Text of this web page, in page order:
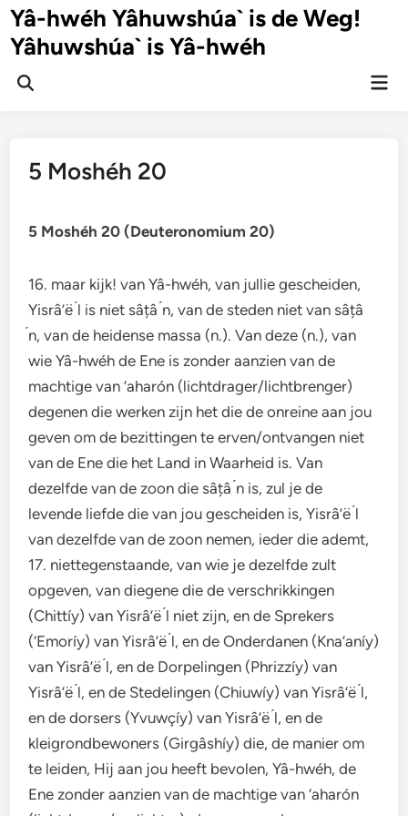
Ga
naar
inhoud
Yâ-hwéh Yâhuwshúa` is de Weg!
Yâhuwshúa` is Yâ-hwéh
Zoeken
5 Moshéh 20
5 Moshéh 20 (Deuteronomium 20)
16. maar kijk! van Yâ-hwéh, van jullie gescheiden,
Yisrâ’ë ́l is niet sâțâ ́n, van de steden niet van sâțâ
́n, van de heidense massa (n.). Van deze (n.), van
wie Yâ-hwéh de Ene is zonder aanzien van de
machtige van ‘aharón (lichtdrager/lichtbrenger)
degenen die werken zijn het die de onreine aan jou
geven om de bezittingen te erven/ontvangen niet
van de Ene die het Land in Waarheid is. Van
dezelfde van de zoon die sâțâ ́n is, zul je de
levende liefde die van jou gescheiden is, Yisrâ’ë ́l
van dezelfde van de zoon nemen, ieder die ademt,
17. niettegenstaande, van wie je dezelfde zult
opgeven, van diegene die de verschrikkingen
(Chittíy) van Yisrâ’ë ́l niet zijn, en de Sprekers
(‘Emoríy) van Yisrâ’ë ́l, en de Onderdanen (Kna’aníy)
van Yisrâ’ë ́l, en de Dorpelingen (Phrizzíy) van
Yisrâ’ë ́l, en de Stedelingen (Chiuwíy) van Yisrâ’ë ́l,
en de dorsers (Yvuwçíy) van Yisrâ’ë ́l, en de
kleigrondbewoners (Girgâshíy) die, de manier om
te leiden, Hij aan jou heeft bevolen, Yâ-hwéh, de
Ene zonder aanzien van de machtige van ‘aharón